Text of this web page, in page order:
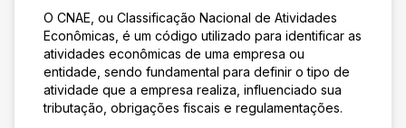
O CNAE, ou Classificação Nacional de Atividades
Econômicas, é um código utilizado para identificar as
atividades econômicas de uma empresa ou
entidade, sendo fundamental para definir o tipo de
atividade que a empresa realiza, influenciado sua
tributação, obrigações fiscais e regulamentações.